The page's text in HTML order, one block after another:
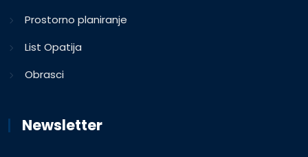
Prostorno planiranje
List Opatija
Obrasci
Newsletter